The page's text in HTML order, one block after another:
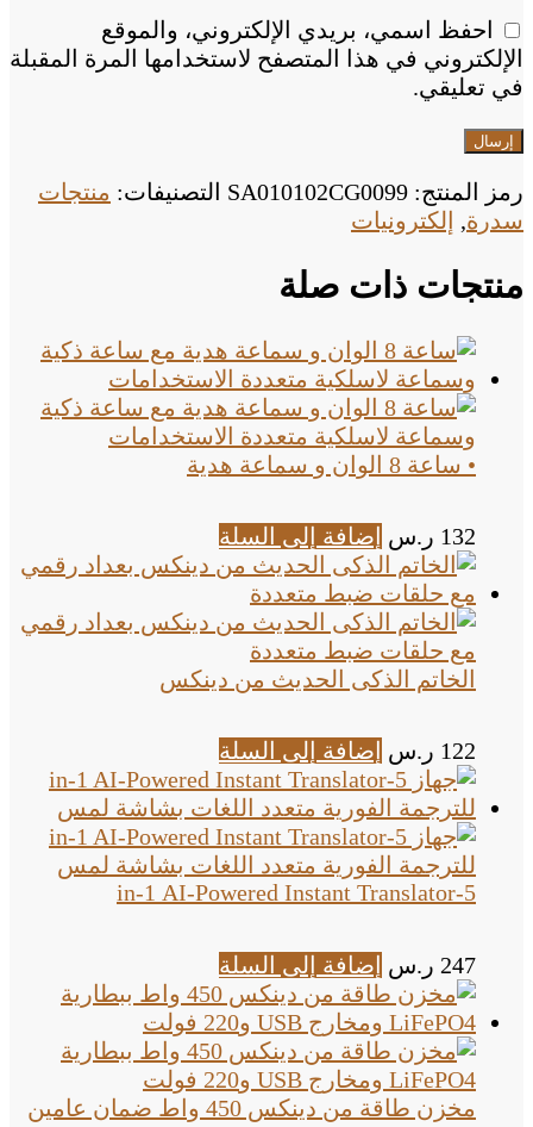
احفظ اسمي، بريدي الإلكتروني، والموقع
الإلكتروني في هذا المتصفح لاستخدامها المرة المقبلة
في تعليقي.
رمز المنتج: SA010102CG0099 التصنيفات: منتجات
سدرة, إلكترونيات
منتجات ذات صلة
• ساعة 8 الوان و سماعة هدية
132 ر.س إضافة إلى السلة
الخاتم الذكى الحديث من دينكس
122 ر.س إضافة إلى السلة
5-in-1 AI-Powered Instant Translator
247 ر.س إضافة إلى السلة
مخزن طاقة من دينكس 450 واط ضمان عامين